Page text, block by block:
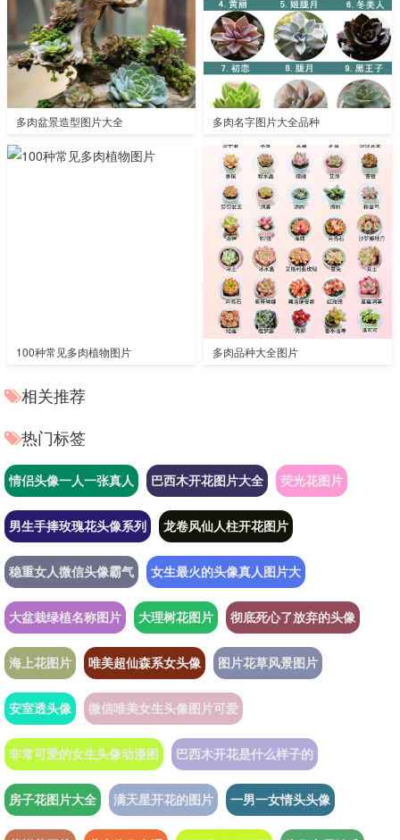
多肉盆景造型图片大全 多肉名字图片大全品种
100种常见多肉植物图片 多肉品种大全图片
相关推荐
热门标签
情侣头像一人一张真人 巴西木开花图片大全 荧光花图片
男生手捧玫瑰花头像系列 龙卷风仙人柱开花图片
稳重女人微信头像霸气 女生最火的头像真人图片大
大盆栽绿植名称图片 大理树花图片 彻底死心了放弃的头像
海上花图片 唯美超仙森系女头像 图片花草风景图片
安室透头像 微信唯美女生头像图片可爱
非常可爱的女生头像动漫图 巴西木开花是什么样子的
房子花图片大全 满天星开花的图片 一男一女情头头像